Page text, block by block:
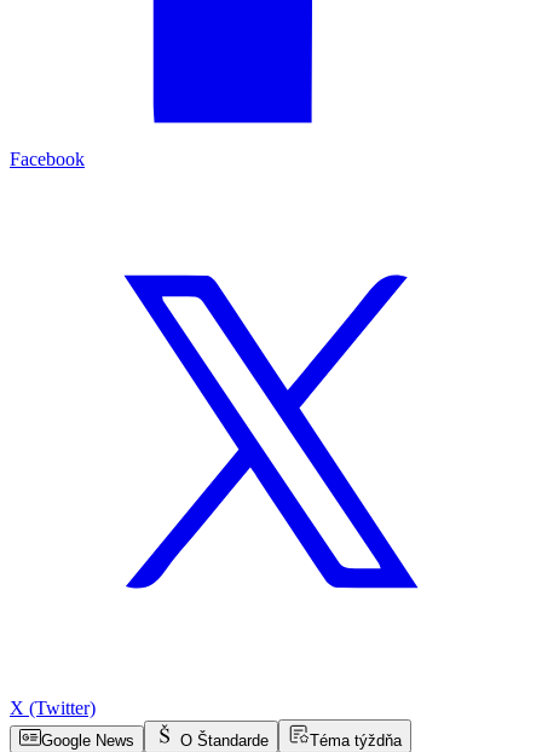
Facebook
X (Twitter)
Google News O Štandarde
Téma týždňa